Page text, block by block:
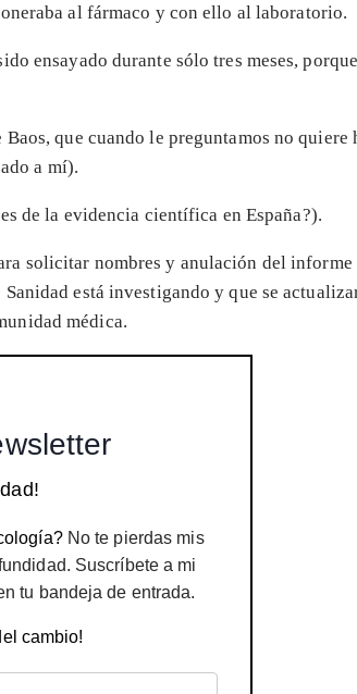
al fármaco y con ello al laboratorio.
ensayado durante sólo tres meses,
que cuando le preguntamos no
a mí).
de la evidencia científica en España?).
solicitar nombres y anulación del informe
está investigando y que se
médica.
No te pierdas mis
Suscríbete a mi
tu bandeja de entrada.
cambio!